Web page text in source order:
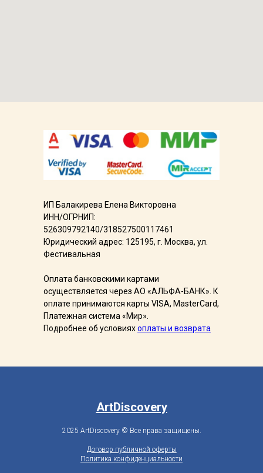
ИП Балакирева Елена Викторовна
ИНН/ОГРНИП:
526309792140/318527500117461
Юридический адрес: 125195, г. Москва, ул.
Фестивальная
Оплата банковскими картами
осуществляется через АО «АЛЬФА-БАНК». К
оплате принимаются карты VISA, MasterCard,
Платежная система «Мир».
Подробнее об условияxоплаты и возврата
ArtDiscovery
2025 ArtDiscovery © Все права защищены.
Договор публичной оферты
Политика конфиденциальности